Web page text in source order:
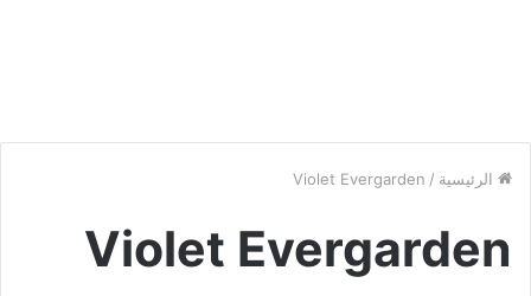
الرئيسية /
Violet Evergarden
Violet Evergarden